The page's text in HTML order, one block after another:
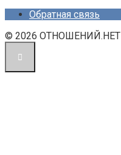
Обратная связь
© 2026 ОТНОШЕНИЙ.НЕТ